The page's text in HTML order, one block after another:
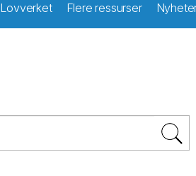
Lovverket Flere ressurser